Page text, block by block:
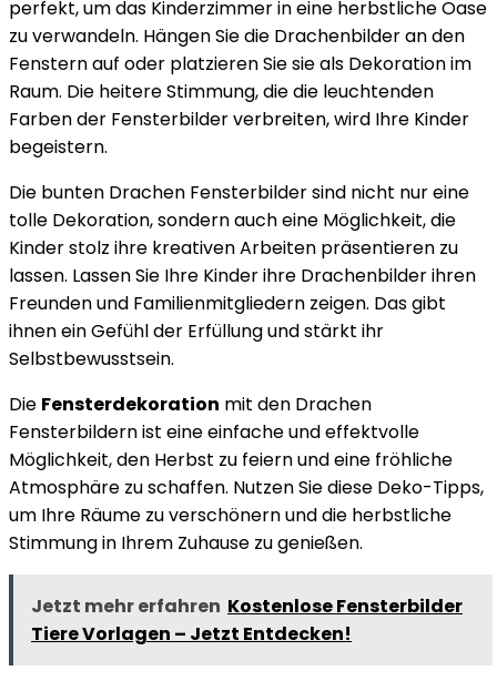
perfekt, um das Kinderzimmer in eine herbstliche Oase
zu verwandeln. Hängen Sie die Drachenbilder an den
Fenstern auf oder platzieren Sie sie als Dekoration im
Raum. Die heitere Stimmung, die die leuchtenden
Farben der Fensterbilder verbreiten, wird Ihre Kinder
begeistern.
Die bunten Drachen Fensterbilder sind nicht nur eine
tolle Dekoration, sondern auch eine Möglichkeit, die
Kinder stolz ihre kreativen Arbeiten präsentieren zu
lassen. Lassen Sie Ihre Kinder ihre Drachenbilder ihren
Freunden und Familienmitgliedern zeigen. Das gibt
ihnen ein Gefühl der Erfüllung und stärkt ihr
Selbstbewusstsein.
Die Fensterdekoration mit den Drachen
Fensterbildern ist eine einfache und effektvolle
Möglichkeit, den Herbst zu feiern und eine fröhliche
Atmosphäre zu schaffen. Nutzen Sie diese Deko-Tipps,
um Ihre Räume zu verschönern und die herbstliche
Stimmung in Ihrem Zuhause zu genießen.
Jetzt mehr erfahren Kostenlose Fensterbilder
Tiere Vorlagen – Jetzt Entdecken!